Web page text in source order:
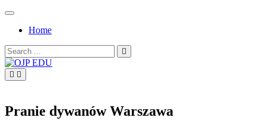
Skip
contentHome
Search
for:
Pranie dywanów Warszawa